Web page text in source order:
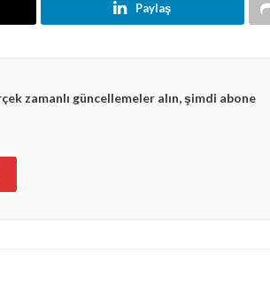
Paylaş
zamanlı güncellemeler alın, şimdi abone